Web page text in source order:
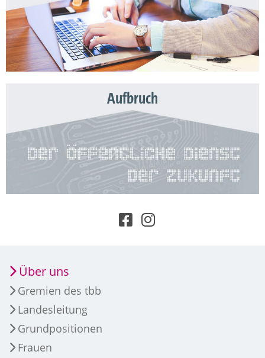
Aufbruch
Über uns
Gremien des tbb
Landesleitung
Grundpositionen
Frauen